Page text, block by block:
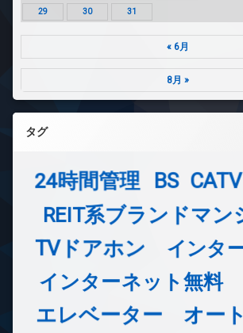
29 30 31
« 6月
8月 »
タグ
24時間管理 BS CATV
REIT系ブランドマン
TVドアホン
インタ
インターネット無料
エレベーター オー